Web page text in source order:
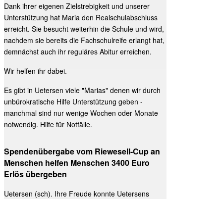
Dank ihrer eigenen Zielstrebigkeit und unserer
Unterstützung hat Maria den Realschulabschluss
erreicht. Sie besucht weiterhin die Schule und wird,
nachdem sie bereits die Fachschulreife erlangt hat,
demnächst auch ihr reguläres Abitur erreichen.
Wir helfen ihr dabei.
Es gibt in Uetersen viele "Marias" denen wir durch
unbürokratische Hilfe Unterstützung geben -
manchmal sind nur wenige Wochen oder Monate
notwendig. Hilfe für Notfälle.
Spendenübergabe vom Riewesell-Cup an
Menschen helfen Menschen 3400 Euro
Erlös übergeben
Uetersen (sch). Ihre Freude konnte Uetersens